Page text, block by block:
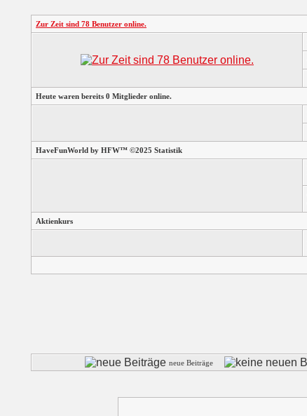
Zur Zeit sind 78 Benutzer online.
Heute waren bereits 0 Mitglieder online.
HaveFunWorld by HFW™ ©2025 Statistik
Aktienkurs
neue Beiträge